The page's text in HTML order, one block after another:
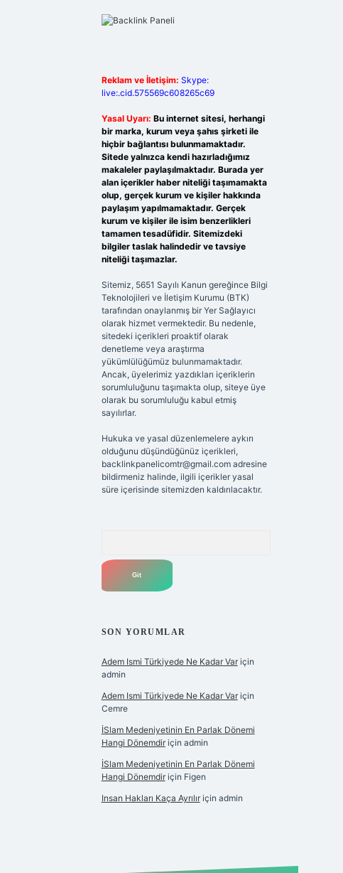
Reklam ve İletişim: Skype:
live:.cid.575569c608265c69
Yasal Uyarı: Bu internet sitesi, herhangi
bir marka, kurum veya şahıs şirketi ile
hiçbir bağlantısı bulunmamaktadır.
Sitede yalnızca kendi hazırladığımız
makaleler paylaşılmaktadır. Burada yer
alan içerikler haber niteliği taşımamakta
olup, gerçek kurum ve kişiler hakkında
paylaşım yapılmamaktadır. Gerçek
kurum ve kişiler ile isim benzerlikleri
tamamen tesadüfidir. Sitemizdeki
bilgiler taslak halindedir ve tavsiye
niteliği taşımazlar.
Sitemiz, 5651 Sayılı Kanun gereğince Bilgi
Teknolojileri ve İletişim Kurumu (BTK)
tarafından onaylanmış bir Yer Sağlayıcı
olarak hizmet vermektedir. Bu nedenle,
sitedeki içerikleri proaktif olarak
denetleme veya araştırma
yükümlülüğümüz bulunmamaktadır.
Ancak, üyelerimiz yazdıkları içeriklerin
sorumluluğunu taşımakta olup, siteye üye
olarak bu sorumluluğu kabul etmiş
sayılırlar.
Hukuka ve yasal düzenlemelere aykırı
olduğunu düşündüğünüz içerikleri,
backlinkpanelicomtr@gmail.comadresine
bildirmeniz halinde, ilgili içerikler yasal
süre içerisinde sitemizden kaldırılacaktır.
SON YORUMLAR
Adem Ismi Türkiyede Ne Kadar Variçin
admin
Adem Ismi Türkiyede Ne Kadar Variçin
Cemre
İSlam Medeniyetinin En Parlak Dönemi
Hangi Dönemdiriçin admin
İSlam Medeniyetinin En Parlak Dönemi
Hangi Dönemdiriçin Figen
Insan Hakları Kaça Ayrılıriçin admin